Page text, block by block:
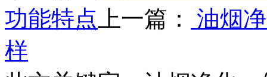
功能特点 上一篇：
油烟
样